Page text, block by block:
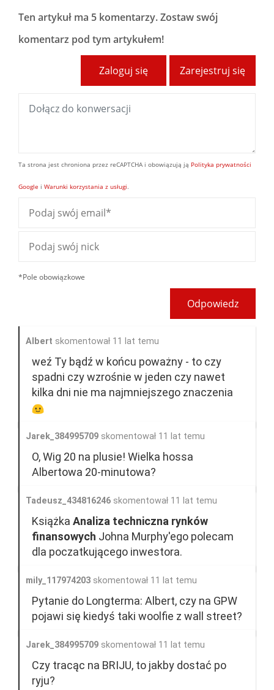
Ten artykuł ma 5 komentarzy. Zostaw swój
komentarz pod tym artykułem!
Zarejestruj się
Zaloguj się
Ta strona jest chroniona przez reCAPTCHA i obowiązują ją Polityka prywatności
Google i Warunki korzystania z usługi.
*Pole obowiązkowe
Odpowiedz
Albert skomentował 11 lat temu
weź Ty bądź w końcu poważny - to czy
spadni czy wzrośnie w jeden czy nawet
kilka dni nie ma najmniejszego znaczenia
Jarek_384995709 skomentował 11 lat temu
O, Wig 20 na plusie! Wielka hossa
Albertowa 20-minutowa?
Tadeusz_434816246 skomentował 11 lat temu
Książka Analiza techniczna rynków
finansowych Johna Murphy'ego polecam
dla poczatkującego inwestora.
mily_117974203 skomentował 11 lat temu
Pytanie do Longterma: Albert, czy na GPW
pojawi się kiedyś taki woolfie z wall street?
Jarek_384995709 skomentował 11 lat temu
Czy tracąc na BRIJU, to jakby dostać po
ryju?